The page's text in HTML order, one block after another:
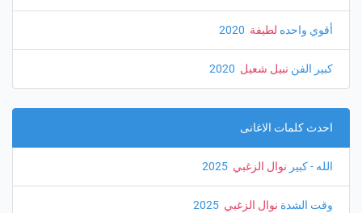
أقوي واحده لطيفة
كبير الفن نبيل شعيل
احدث كلمات الاغانى
الله - كبير نوال الزغبي
وقت الشدة نوال الزغبي